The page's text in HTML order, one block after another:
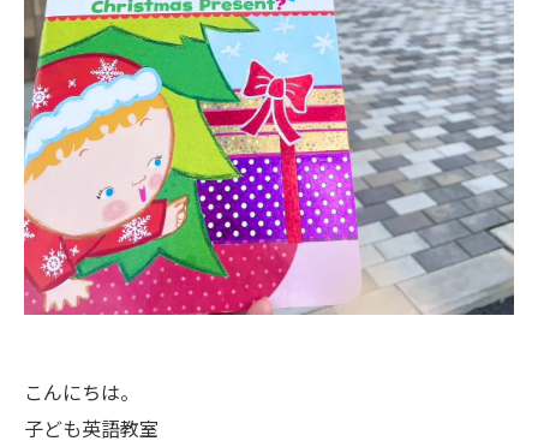
こんにちは。
子ども英語教室